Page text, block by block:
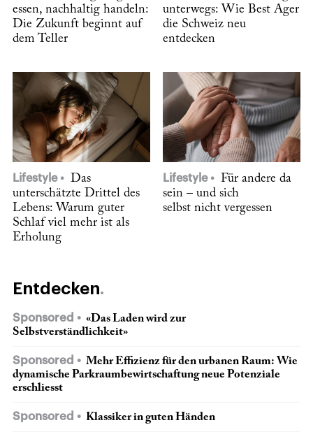
essen, nachhaltig handeln:
Die Zukunft beginnt auf
dem Teller
unterwegs: Wie Best Ager
die Schweiz neu
entdecken
Lifestyle
Das
unterschätzte Drittel des
Lebens: Warum guter
Schlaf viel mehr ist als
Erholung
Lifestyle
Für andere da
sein – und sich
selbst nicht vergessen
Entdecken
Sponsored
«Das Laden wird zur
Selbstverständlichkeit»
Sponsored
Mehr Effizienz für den urbanen Raum: Wie
dynamische Parkraumbewirtschaftung neue Potenziale
erschliesst
Sponsored Klassiker in guten Händen